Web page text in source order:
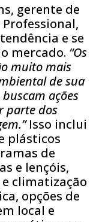
gerente de
e se
mercado. “Os
muito mais
de sua
ações
parte dos
Isso inclui
plásticos
de
e lençóis,
climatização
opções de
local e